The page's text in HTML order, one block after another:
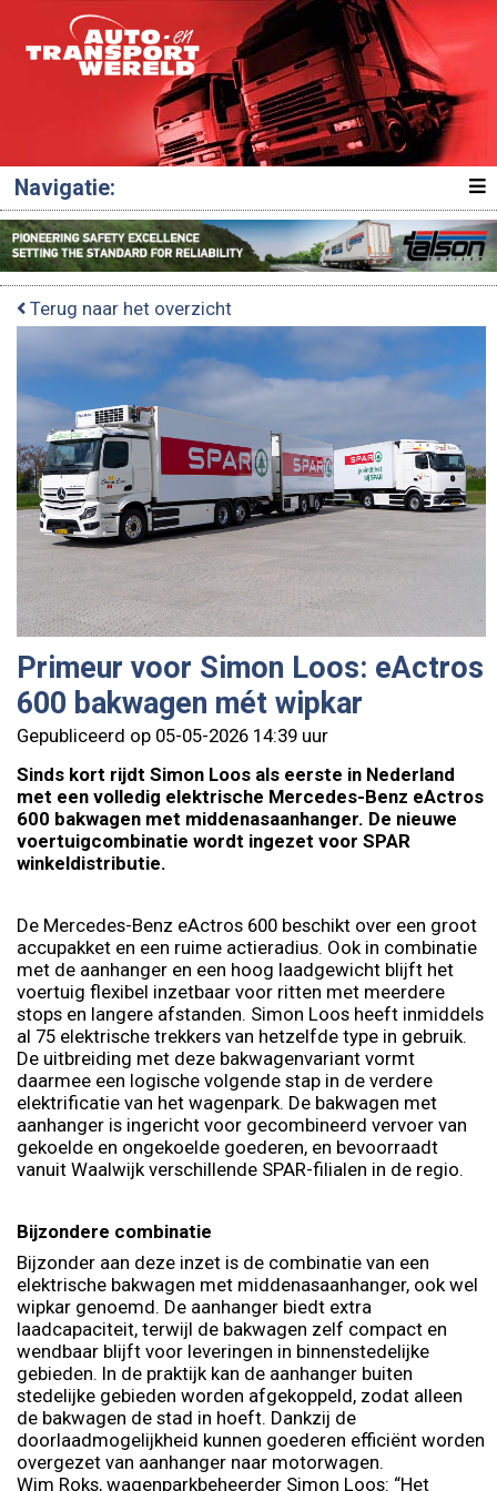
Navigatie:
Terug naar het overzicht
Primeur voor Simon Loos: eActros
600 bakwagen mét wipkar
Gepubliceerd op 05-05-2026 14:39 uur
Sinds kort rijdt Simon Loos als eerste in Nederland
met een volledig elektrische Mercedes-Benz eActros
600 bakwagen met middenasaanhanger. De nieuwe
voertuigcombinatie wordt ingezet voor SPAR
winkeldistributie.
De Mercedes-Benz eActros 600 beschikt over een groot
accupakket en een ruime actieradius. Ook in combinatie
met de aanhanger en een hoog laadgewicht blijft het
voertuig flexibel inzetbaar voor ritten met meerdere
stops en langere afstanden. Simon Loos heeft inmiddels
al 75 elektrische trekkers van hetzelfde type in gebruik.
De uitbreiding met deze bakwagenvariant vormt
daarmee een logische volgende stap in de verdere
elektrificatie van het wagenpark. De bakwagen met
aanhanger is ingericht voor gecombineerd vervoer van
gekoelde en ongekoelde goederen, en bevoorraadt
vanuit Waalwijk verschillende SPAR-filialen in de regio.
Bijzondere combinatie
Bijzonder aan deze inzet is de combinatie van een
elektrische bakwagen met middenasaanhanger, ook wel
wipkar genoemd. De aanhanger biedt extra
laadcapaciteit, terwijl de bakwagen zelf compact en
wendbaar blijft voor leveringen in binnenstedelijke
gebieden. In de praktijk kan de aanhanger buiten
stedelijke gebieden worden afgekoppeld, zodat alleen
de bakwagen de stad in hoeft. Dankzij de
doorlaadmogelijkheid kunnen goederen efficiënt worden
overgezet van aanhanger naar motorwagen.
Wim Roks, wagenparkbeheerder Simon Loos: “Het